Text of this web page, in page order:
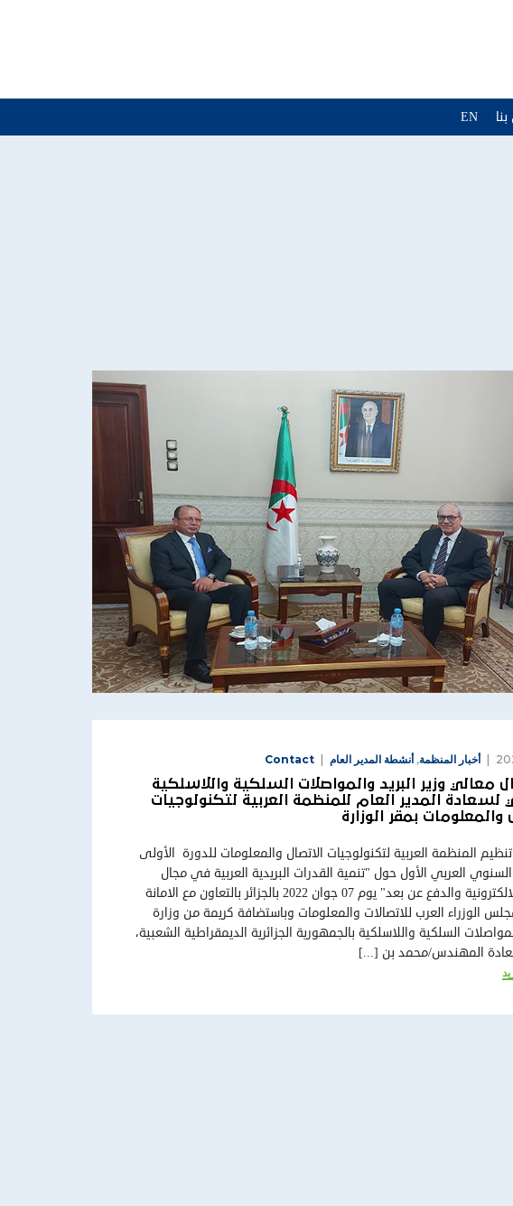
EN
أخبار المنظمة,أنشطة المدير العام
Contact
معالي وزير البريد والمواصلات السلكية واللاسلكية
لسعادة المدير العام للمنظمة العربية لتكنولوجيات
والمعلومات بمقر الوزارة
المنظمة العربية لتكنولوجيات الاتصال والمعلومات للدورة الأولى
العربي الأول حول "تنمية القدرات البريدية العربية في مجال
التجارة الالكترونية والدفع عن بعد" يوم 07 جوان 2022 بالجزائر بالتعاون مع الامانة
الوزراء العرب للاتصالات والمعلومات وباستضافة كريمة من وزارة
السلكية واللاسلكية بالجمهورية الجزائرية الديمقراطية الشعبية،
المهندس/محمد بن [...]